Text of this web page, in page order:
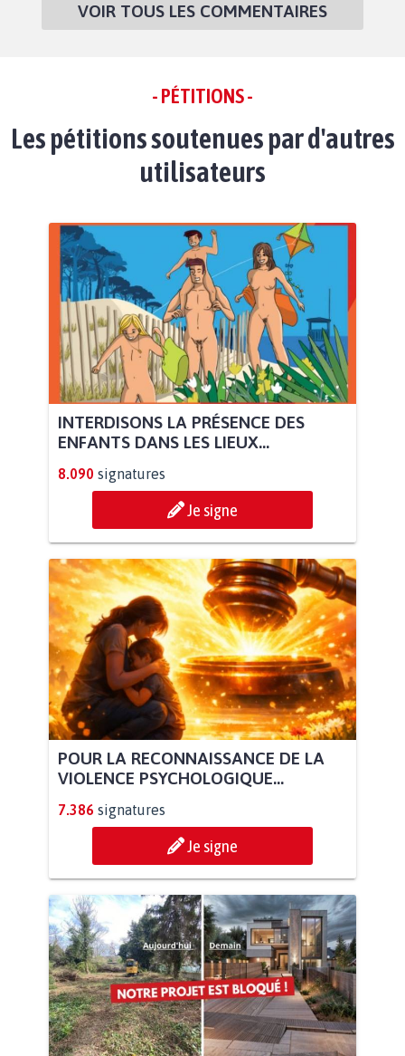
VOIR TOUS LES COMMENTAIRES
- PÉTITIONS -
Les pétitions soutenues par d'autres
utilisateurs
INTERDISONS LA PRÉSENCE DES
ENFANTS DANS LES LIEUX...
8.090 signatures
Je signe
POUR LA RECONNAISSANCE DE LA
VIOLENCE PSYCHOLOGIQUE...
7.386 signatures
Je signe